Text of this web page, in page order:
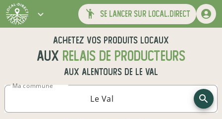
se lancer sur local.direct
Achetez vos produits locaux
aux relais de producteurs
aux alentours de Le Val
Ma commune